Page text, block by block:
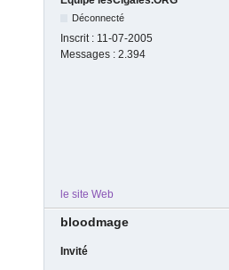
Déconnecté
Inscrit : 11-07-2005
Messages : 2.394
le site Web
bloodmage
Invité